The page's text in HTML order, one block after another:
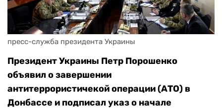
пресс-служба президента Украины
Президент Украины Петр Порошенко
объявил о завершении
антитеррористичекой операции (АТО) в
Донбассе и подписал указ о начале